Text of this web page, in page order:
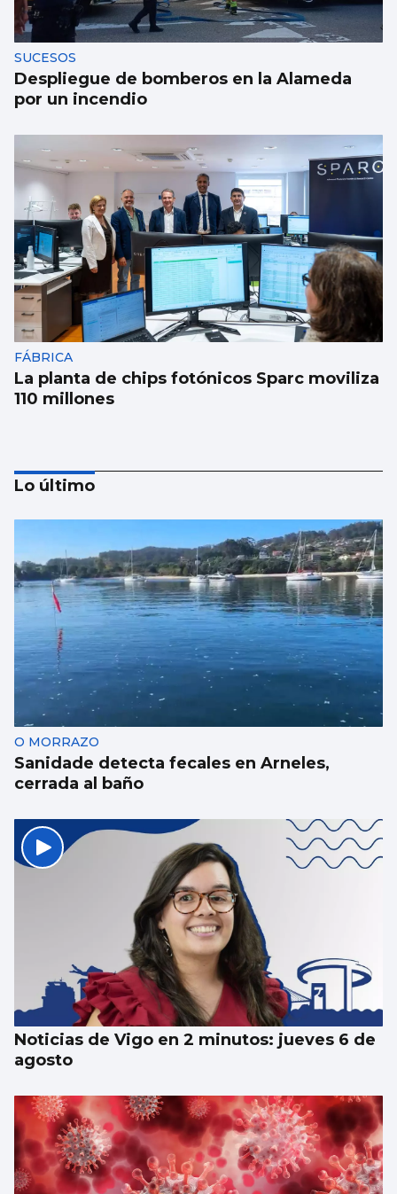
SUCESOS
Despliegue de bomberos en la Alameda
por un incendio
FÁBRICA
La planta de chips fotónicos Sparc moviliza
110 millones
La conselleira do Mar visita el visor
submarino “Atlántida” de Bouzas
Lo último
O MORRAZO
Sanidade detecta fecales en Arneles,
cerrada al baño
Noticias de Vigo en 2 minutos: jueves 6 de
agosto